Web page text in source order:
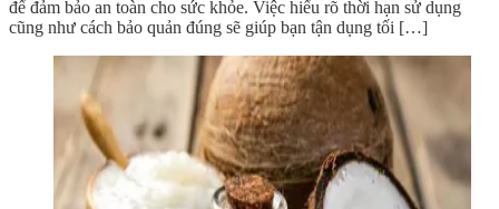
để đảm bảo an toàn cho sức khỏe. Việc hiểu rõ thời hạn sử dụng
cũng như cách bảo quản đúng sẽ giúp bạn tận dụng tối […]